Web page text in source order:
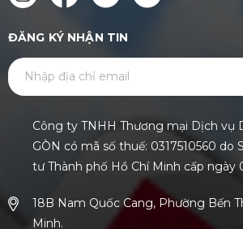
ĐĂNG KÝ NHẬN TIN
Công ty TNHH Thương mại Dịch vụ
GÒN có mã số thuế: 0317510560 do
tư Thành phố Hồ Chí Minh cấp ngày
18B Nam Quốc Cang, Phường Bến
Minh.